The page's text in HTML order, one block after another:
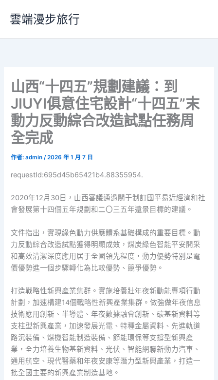
要
雲端漫步旅行
山西“十四五”規劃建議：到
JIUYI俱意住宅設計“十四五”末
動力反動綜合改造試點任務周
全完成
作者:admin/2026 年 1 月 7 日
requestId:695d45b65421b4.88355954.
2020年12月30日，山西審議通過關于制訂國平易近經濟和社
會發展第十四個五年規劃和二〇三五年遠景目標的建議。
文件指出，實現綠色動力供應體系基礎構成的重要目標。動
力反動綜合改造試點獲得明顯成效，煤炭綠色智能平安開采
和高效清潔深度應用居于全國領先程度，動力優勢特別是電
價優勢進一個步驟轉化為比較優勢、競爭優勢。
打造戰略性新興產業集群。實施培養壯年夜新動能專項行動
計劃，加速構建14個戰略性新興產業集群。做強做年夜信息
技術應用創新、半導體、年夜數據融會創新、碳基新資料等
支柱型新興產業，加速發展光電、特種金屬資料、先進軌道
路況裝備、煤機智能制造裝備、節能環保等支撐型新興產
業，全力培養生物基新資料、光伏、智能網聯新動力汽車、
通用航空、現代醫藥和年夜安康等潛力型新興產業，打造一
批全國主要的新興產業制造基地。